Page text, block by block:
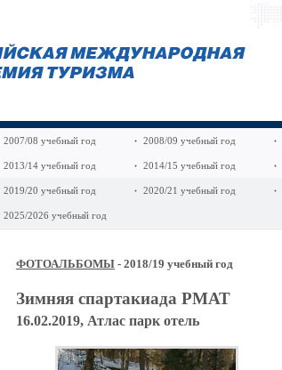
2007/08 учебный год 2008/09 учебный год
2013/14 учебный год 2014/15 учебный год
2019/20 учебный год 2020/21 учебный год
2025/2026 учебный год
ФОТОАЛЬБОМЫ - 2018/19 учебный год
Зимняя спартакиада РМАТ
16.02.2019, Атлас парк отель